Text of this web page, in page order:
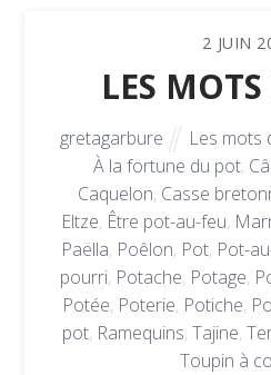
2 JUIN
LES
gretagarbure Les mots
À la fortune du pot,
Caquelon, Casse
Eltze, Être pot-au-feu,
Paëlla, Poêlon, Pot, Pot-
pourri, Potache, Potage,
Potée, Poterie, Potiche,
pot, Ramequins, Tajine,
Toupin à